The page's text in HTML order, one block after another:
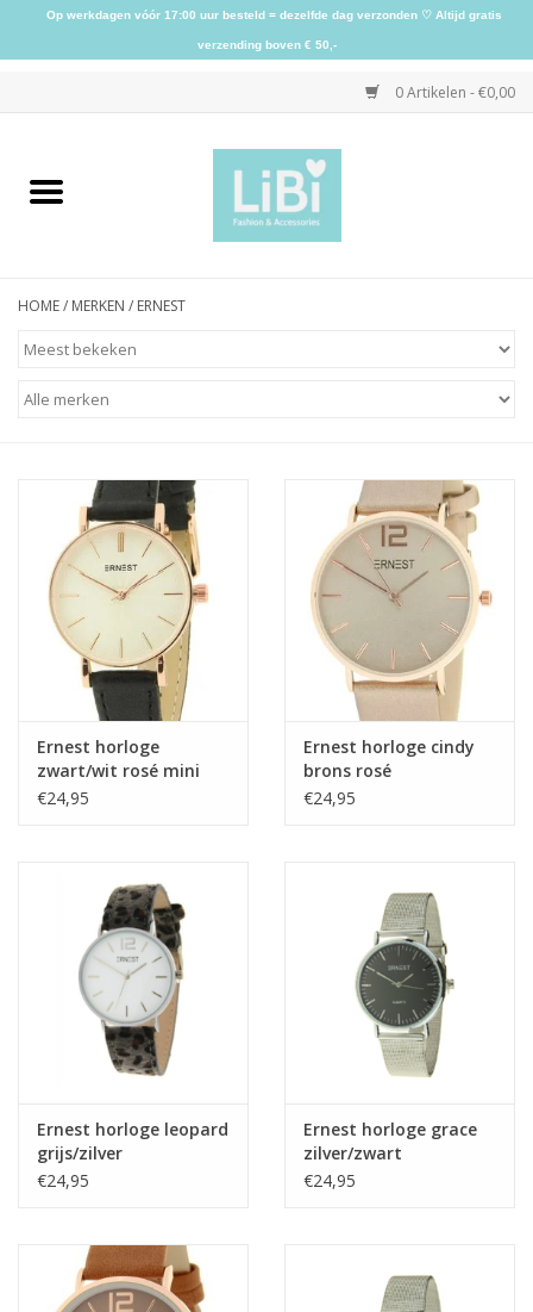
0 Artikelen - €0,00
Home
Schoenen
Accessoires
Home deco
Herensokken
HOME/ MERKEN / ERNEST
Ernest horloge
zwart/wit rosé mini
€24,95
Ernest horloge cindy
brons rosé
€24,95
Ernest horloge leopard
grijs/zilver
€24,95
Ernest horloge grace
zilver/zwart
€24,95
Op werkdagen vóór 17:00 uur besteld = dezelfde dag verzonden ♡ Altijd gratis
verzending boven € 50,-